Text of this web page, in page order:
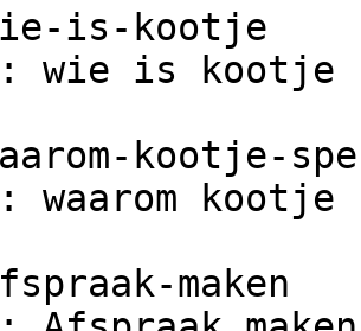
is-kootje
kootje-
maken